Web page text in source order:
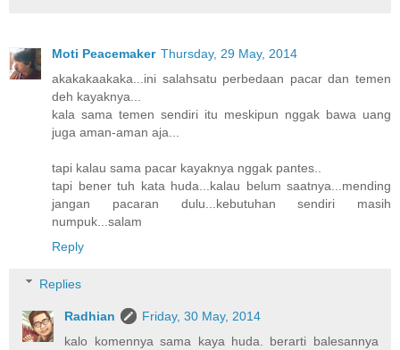
Moti Peacemaker Thursday, 29 May, 2014
akakakaakaka...ini salahsatu perbedaan pacar dan temen
deh kayaknya...
kala sama temen sendiri itu meskipun nggak bawa uang
juga aman-aman aja...
tapi kalau sama pacar kayaknya nggak pantes..
tapi bener tuh kata huda...kalau belum saatnya...mending
jangan pacaran dulu...kebutuhan sendiri masih
numpuk...salam
Reply
Replies
Radhian
Friday, 30 May, 2014
kalo komennya sama kaya huda. berarti balesannya